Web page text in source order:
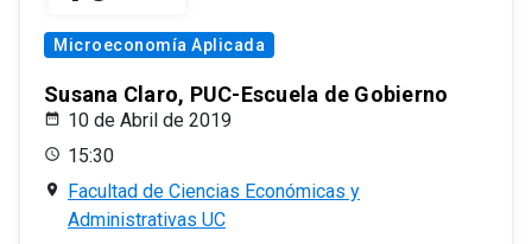
Microeconomía Aplicada
Susana Claro, PUC-Escuela de Gobierno
10 de Abril de 2019
15:30
Facultad de Ciencias Económicas y
Administrativas UC